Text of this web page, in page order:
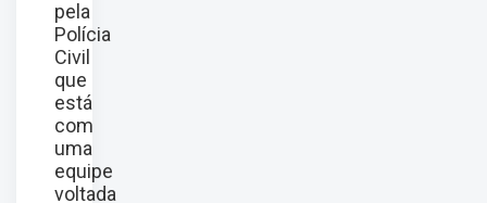
pela
Polícia
Civil
que
está
com
uma
equipe
voltada